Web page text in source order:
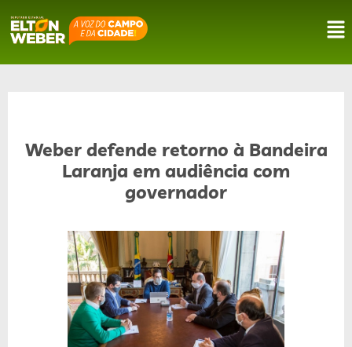
Weber defende retorno à Bandeira
Laranja em audiência com
governador